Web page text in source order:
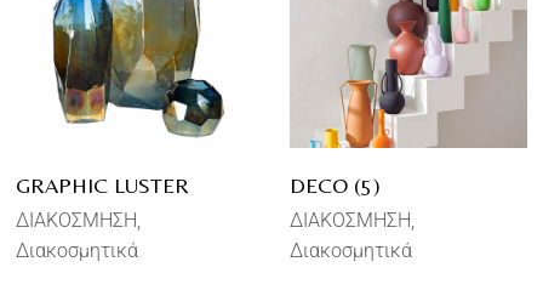
GRAPHIC LUSTER
ΔΙΑΚΟΣΜΗΣΗ
Διακοσμητικά
DECO (5)
ΔΙΑΚΟΣΜΗΣΗ
Διακοσμητικά